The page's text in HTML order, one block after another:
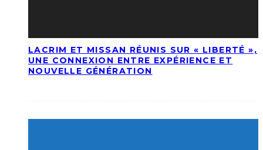
LACRIM ET MISSAN RÉUNIS SUR « LIBERTÉ »,
UNE CONNEXION ENTRE EXPÉRIENCE ET
NOUVELLE GÉNÉRATION